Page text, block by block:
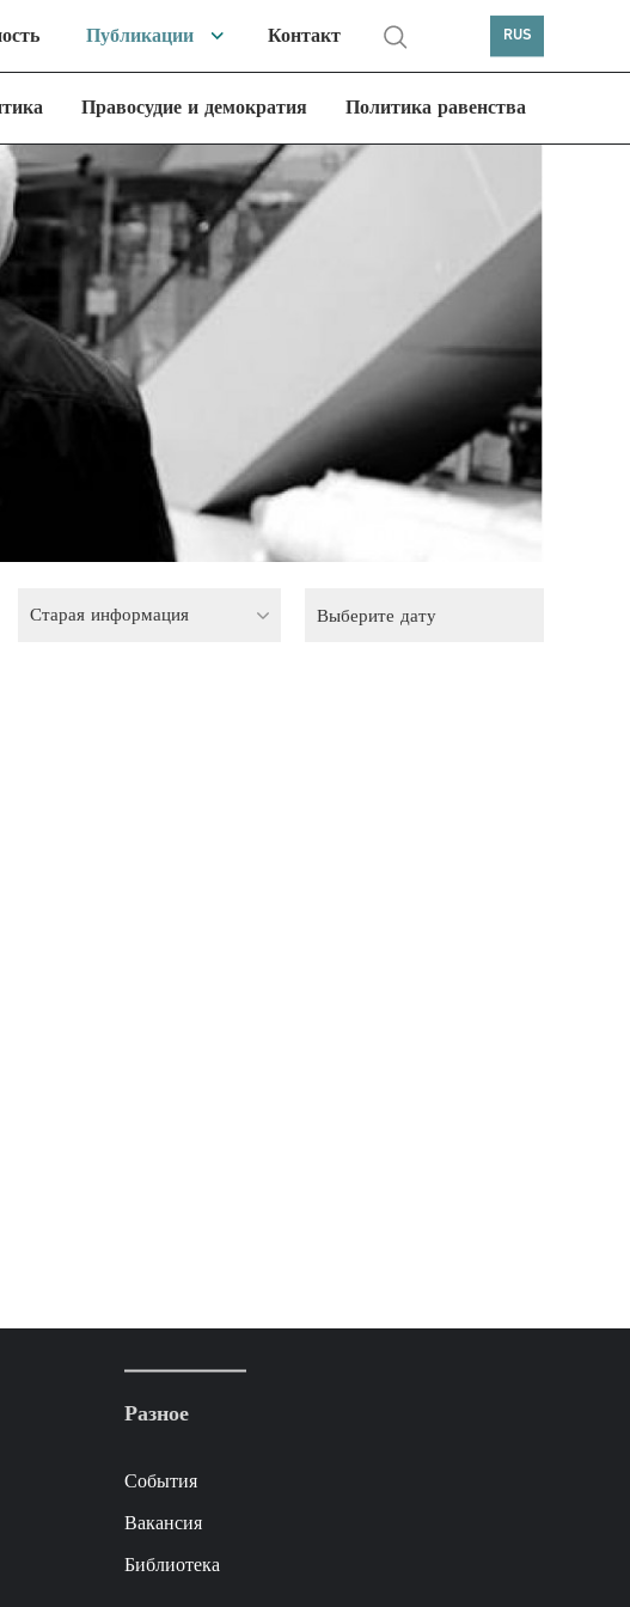
Публикации Контакт RUS
Правосудие и демократия Политика равенства
Старая информация
Разное
События
Вакансия
Библиотека